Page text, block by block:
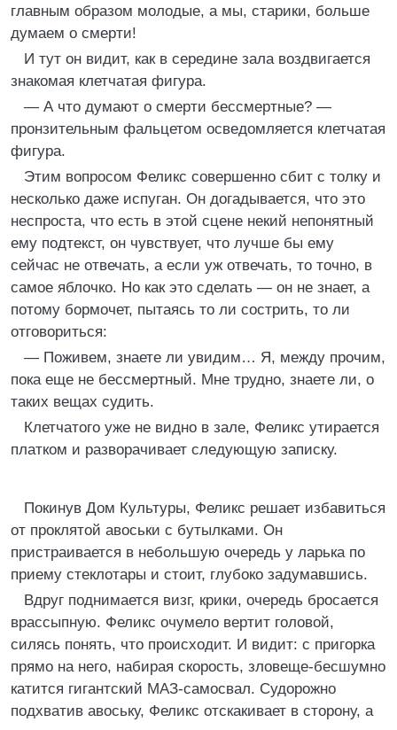
главным образом молодые, а мы, старики, больше
думаем о смерти!
И тут он видит, как в середине зала воздвигается
знакомая клетчатая фигура.
— А что думают о смерти бессмертные? —
пронзительным фальцетом осведомляется клетчатая
фигура.
Этим вопросом Феликс совершенно сбит с толку и
несколько даже испуган. Он догадывается, что это
неспроста, что есть в этой сцене некий непонятный
ему подтекст, он чувствует, что лучше бы ему
сейчас не отвечать, а если уж отвечать, то точно, в
самое яблочко. Но как это сделать — он не знает, а
потому бормочет, пытаясь то ли сострить, то ли
отговориться:
— Поживем, знаете ли увидим… Я, между прочим,
пока еще не бессмертный. Мне трудно, знаете ли, о
таких вещах судить.
Клетчатого уже не видно в зале, Феликс утирается
платком и разворачивает следующую записку.
Покинув Дом Культуры, Феликс решает избавиться
от проклятой авоськи с бутылками. Он
пристраивается в небольшую очередь у ларька по
приему стеклотары и стоит, глубоко задумавшись.
Вдруг поднимается визг, крики, очередь бросается
врассыпную. Феликс очумело вертит головой,
силясь понять, что происходит. И видит: с пригорка
прямо на него, набирая скорость, зловеще-бесшумно
катится гигантский МАЗ-самосвал. Судорожно
подхватив авоську, Феликс отскакивает в сторону, а